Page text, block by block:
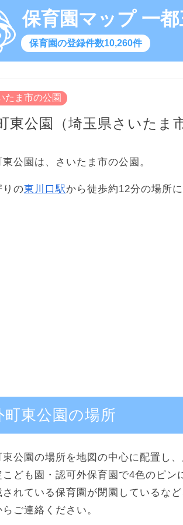
保育園マップ 一
保育園の登録件数10,260件
たま市の公園
東公園（埼玉県さいたま
東公園は、さいたま市の公園。
りの東川口駅から徒歩約12分の場所
町東公園の場所
東公園の場所を地図の中心に配置し
こども園・認可外保育園で4色のピン
されている保育園が閉園しているな
らご連絡ください。